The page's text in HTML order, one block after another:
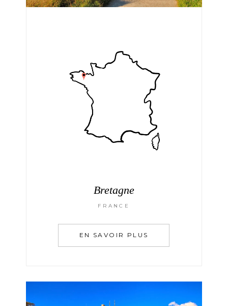
Bretagne
FRANCE
EN SAVOIR PLUS